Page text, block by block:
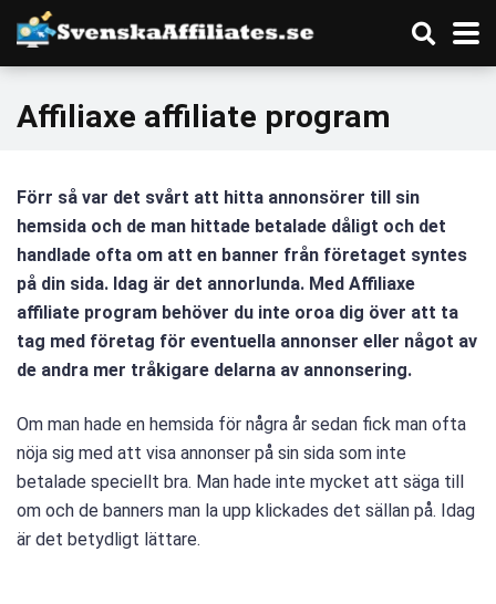
Affiliaxe affiliate program
Förr så var det svårt att hitta annonsörer till sin
hemsida och de man hittade betalade dåligt och det
handlade ofta om att en banner från företaget syntes
på din sida. Idag är det annorlunda. Med Affiliaxe
affiliate program behöver du inte oroa dig över att ta
tag med företag för eventuella annonser eller något av
de andra mer tråkigare delarna av annonsering.
Om man hade en hemsida för några år sedan fick man ofta
nöja sig med att visa annonser på sin sida som inte
betalade speciellt bra. Man hade inte mycket att säga till
om och de banners man la upp klickades det sällan på. Idag
är det betydligt lättare.